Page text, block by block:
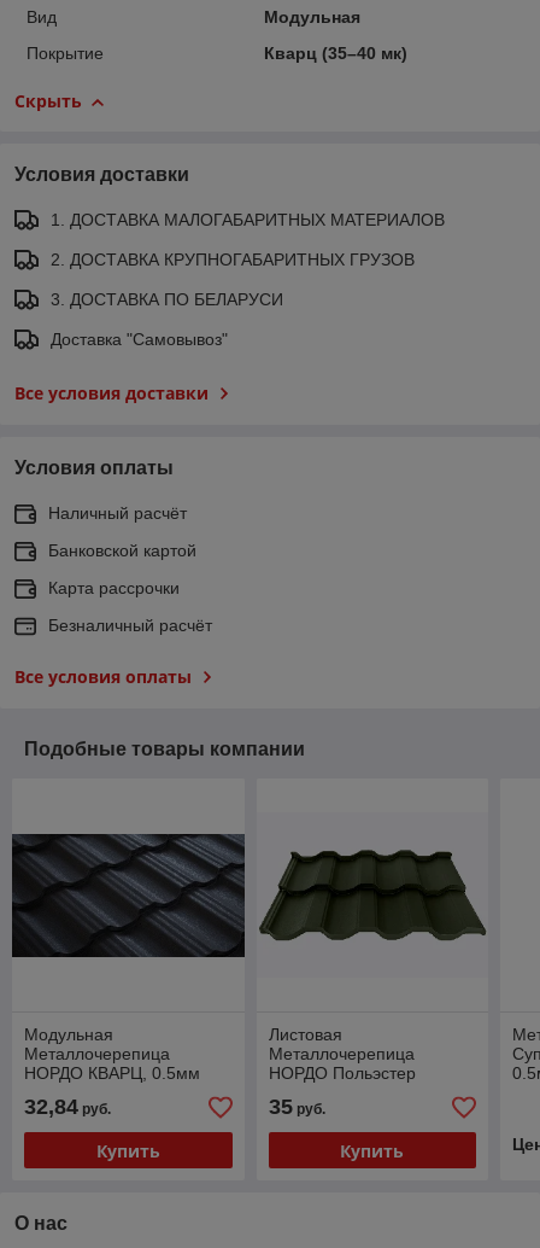
Вид
Модульная
Покрытие
Кварц (35–40 мк)
Скрыть
Условия доставки
1. ДОСТАВКА МАЛОГАБАРИТНЫХ МАТЕРИАЛОВ
2. ДОСТАВКА КРУПНОГАБАРИТНЫХ ГРУЗОВ
3. ДОСТАВКА ПО БЕЛАРУСИ
Доставка "Самовывоз"
Все условия доставки
Условия оплаты
Наличный расчёт
Банковской картой
Карта рассрочки
Безналичный расчёт
Все условия оплаты
Подобные товары компании
Модульная
Металлочерепица
НОРДО КВАРЦ, 0.5мм
32,84 руб.
Купить
Листовая
Металлочерепица
НОРДО Польэстер
35руб.
Купить
О нас